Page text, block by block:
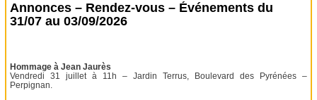
Annonces – Rendez-vous – Événements du
31/07 au 03/09/2026
Hommage à Jean Jaurès
Vendredi 31 juillet à 11h – Jardin Terrus, Boulevard des Pyrénées –
Perpignan.